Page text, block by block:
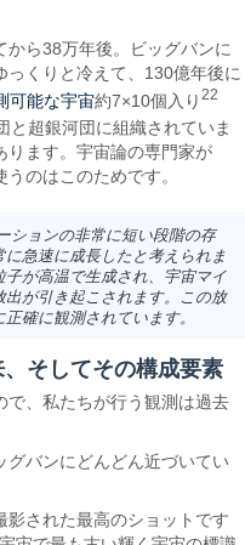
から38万年後。ビッグバンに
くりと冷えて、130億年後に
可能な宇宙約7×10個入り22
と超銀河団に組織されていま
ります。宇宙論の専門家が
のはこのためです。
ションの非常に短い段階の存
急速に成長したと考えられま
が高温で生成され、宇宙マイ
が引き起こされます。この放
確に観測されています。
そしてその構成要素
で、私たちが行う観測は過去
バンにどんどん近づいてい
影された最高のショットです